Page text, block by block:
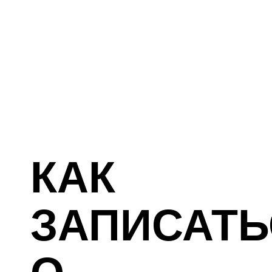
КАК